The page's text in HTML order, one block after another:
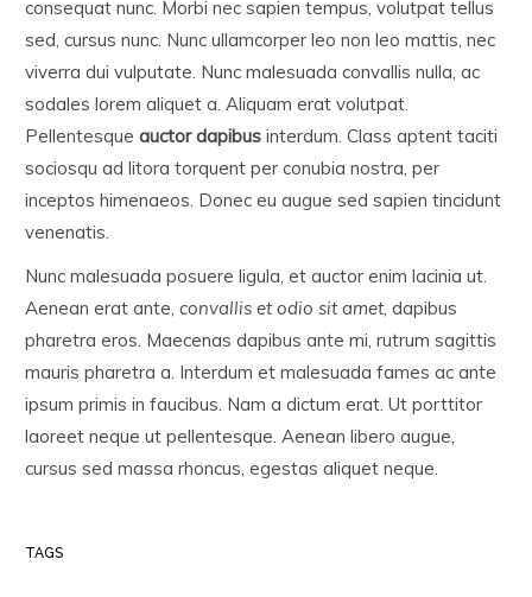
consequat nunc. Morbi nec sapien tempus, volutpat tellus
sed, cursus nunc. Nunc ullamcorper leo non leo mattis, nec
viverra dui vulputate. Nunc malesuada convallis nulla, ac
sodales lorem aliquet a. Aliquam erat volutpat.
Pellentesque auctor dapibusinterdum. Class aptent taciti
sociosqu ad litora torquent per conubia nostra, per
inceptos himenaeos. Donec eu augue sed sapien tincidunt
venenatis.
Nunc malesuada posuere ligula, et auctor enim lacinia ut.
Aenean erat ante, convallis et odio sit amet, dapibus
pharetra eros. Maecenas dapibus ante mi, rutrum sagittis
mauris pharetra a. Interdum et malesuada fames ac ante
ipsum primis in faucibus. Nam a dictum erat. Ut porttitor
laoreet neque ut pellentesque. Aenean libero augue,
cursus sed massa rhoncus, egestas aliquet neque.
TAGS